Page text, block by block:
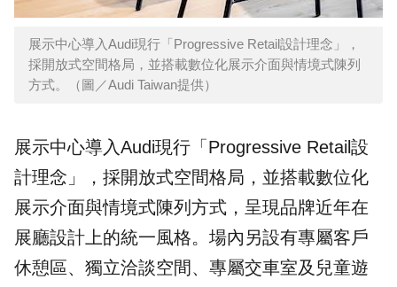
展示中心導入Audi現行「Progressive Retail設計理念」，
採開放式空間格局，並搭載數位化展示介面與情境式陳列
方式。（圖／Audi Taiwan提供）
展示中心導入Audi現行「Progressive Retail設
計理念」，採開放式空間格局，並搭載數位化
展示介面與情境式陳列方式，呈現品牌近年在
展廳設計上的統一風格。場內另設有專屬客戶
休憩區、獨立洽談空間、專屬交車室及兒童遊